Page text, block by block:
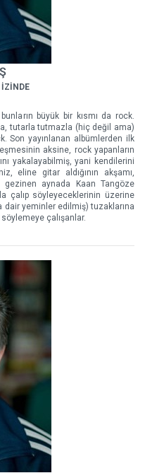
büyük bir kısmı da rock.
tutarla tutmazla (hiç değil ama)
Son yayınlanan albümlerden ilk
aksine, rock yapanların
yakalayabilmiş, yani kendilerini
eline gitar aldığının akşamı,
aynada Kaan Tangöze
çalıp söyleyeceklerinin üzerine
dair yeminler edilmiş) tuzaklarına
çalışanlar.